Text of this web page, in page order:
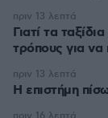
Γιατί τα
τρόπους για να
πριν 13 λεπτά
Η επιστήμη
πριν 13 λεπτά